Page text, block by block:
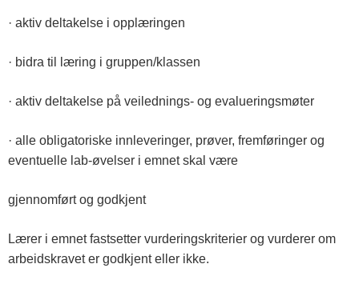
· aktiv deltakelse i opplæringen
· bidra til læring i gruppen/klassen
· aktiv deltakelse på veilednings- og evalueringsmøter
· alle obligatoriske innleveringer, prøver, fremføringer og
eventuelle lab-øvelser i emnet skal være
gjennomført og godkjent
Lærer i emnet fastsetter vurderingskriterier og vurderer om
arbeidskravet er godkjent eller ikke.